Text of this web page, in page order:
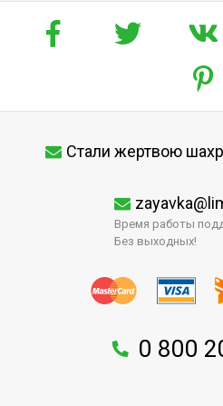
Стали жертвою
Время работы
Без выходных!
0 800